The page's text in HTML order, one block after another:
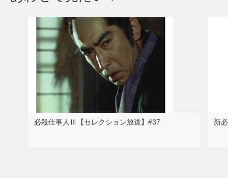
必殺仕事人Ⅲ【セレクション放送】#37 新